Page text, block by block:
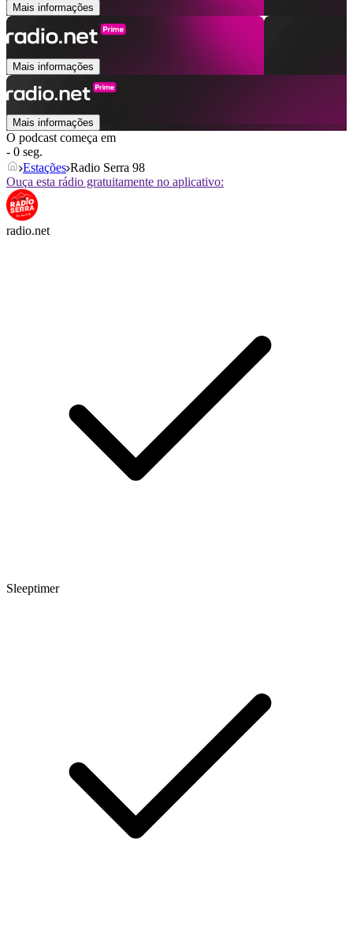
Mais informações
Mais informações
Mais informações
O podcast começa em
- 0 seg.
Estações Radio Serra 98
Ouça esta rádio gratuitamente no aplicativo:
radio.net
Sleeptimer